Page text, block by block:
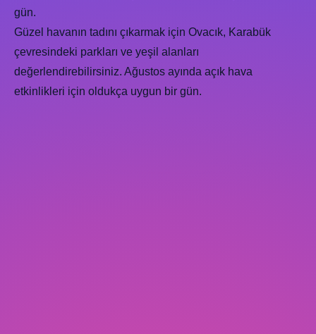
gün.
Güzel havanın tadını çıkarmak için Ovacık, Karabük
çevresindeki parkları ve yeşil alanları
değerlendirebilirsiniz. Ağustos ayında açık hava
etkinlikleri için oldukça uygun bir gün.